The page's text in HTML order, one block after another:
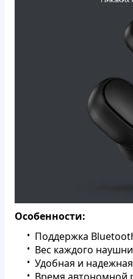
Особенности:
Поддержка
Вес каждого
Удобная и